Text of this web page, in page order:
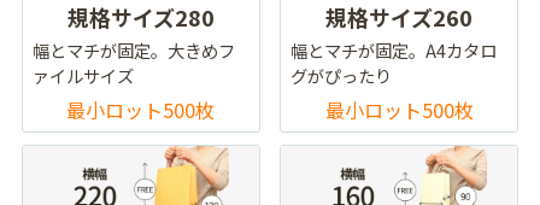
規格サイズ280
幅とマチが固定。大きめフ
ァイルサイズ
最小ロット500枚
規格サイズ260
幅とマチが固定。A4カタロ
グがぴったり
最小ロット500枚